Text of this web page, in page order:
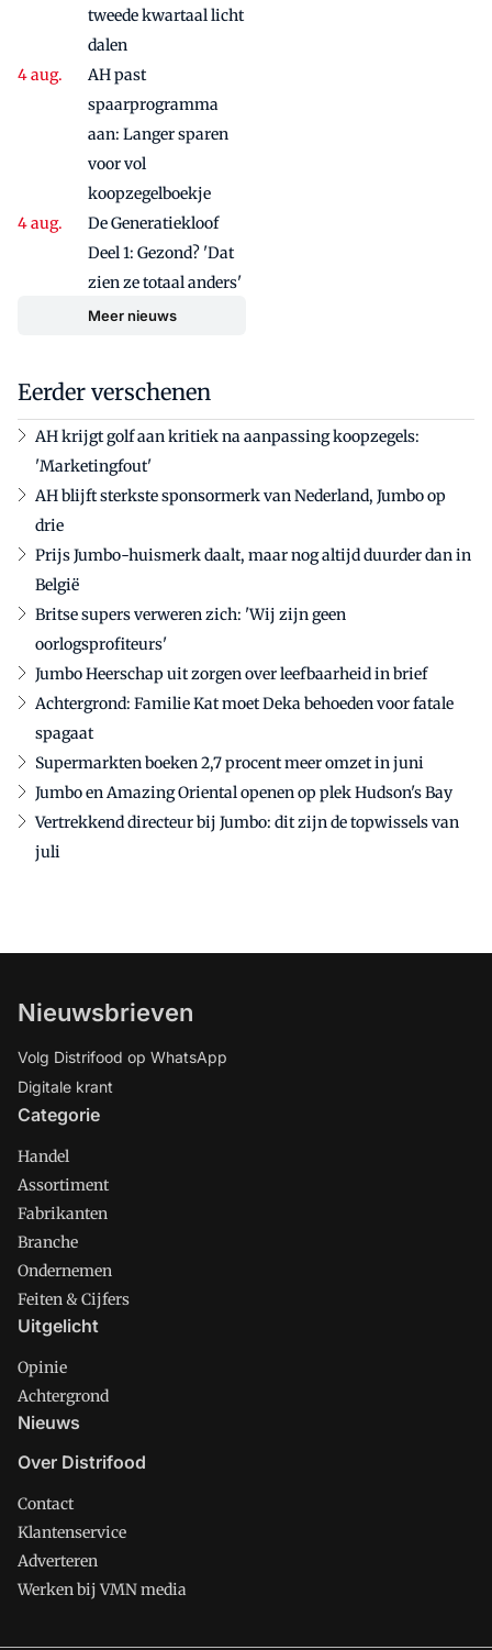
tweede kwartaal licht
dalen
AH past
spaarprogramma
aan: Langer sparen
voor vol
koopzegelboekje
De Generatiekloof
Deel 1: Gezond? 'Dat
zien ze totaal anders'
Meer nieuws
Eerder verschenen
AH krijgt golf aan kritiek na aanpassing koopzegels:
'Marketingfout'
AH blijft sterkste sponsormerk van Nederland, Jumbo op
drie
Prijs Jumbo-huismerk daalt, maar nog altijd duurder dan in
België
Britse supers verweren zich: 'Wij zijn geen
oorlogsprofiteurs'
Jumbo Heerschap uit zorgen over leefbaarheid in brief
Achtergrond: Familie Kat moet Deka behoeden voor fatale
spagaat
Supermarkten boeken 2,7 procent meer omzet in juni
Jumbo en Amazing Oriental openen op plek Hudson's Bay
Vertrekkend directeur bij Jumbo: dit zijn de topwissels van
juli
Nieuwsbrieven
Volg Distrifood op WhatsApp
Digitale krant
Categorie
Handel
Assortiment
Fabrikanten
Branche
Ondernemen
Feiten & Cijfers
Uitgelicht
Opinie
Achtergrond
Nieuws
Over Distrifood
Contact
Klantenservice
Adverteren
Werken bij VMN media